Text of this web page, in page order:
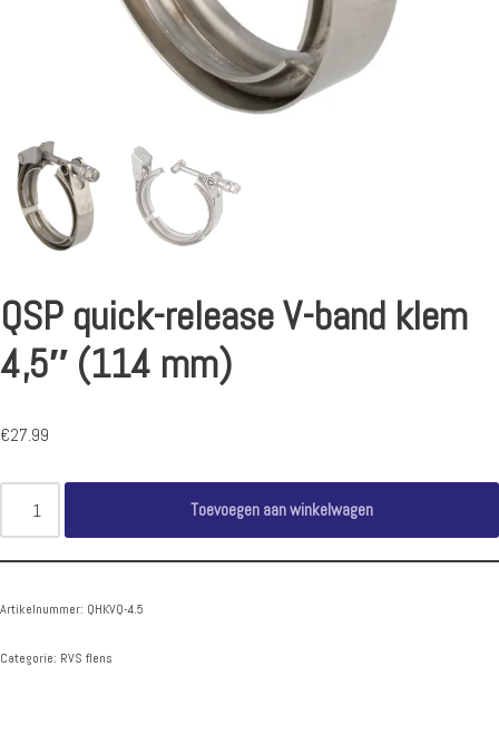
QSP quick-release V-band klem
4,5″ (114 mm)
€27.99
Toevoegen aan winkelwagen
Artikelnummer: QHKVQ-4.5
Categorie: RVS flens